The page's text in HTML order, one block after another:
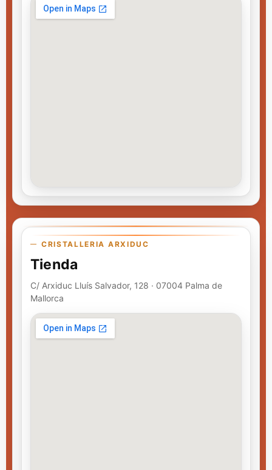
CRISTALLERIA ARXIDUC
Tienda
C/ Arxiduc Lluís Salvador, 128 · 07004 Palma de
Mallorca